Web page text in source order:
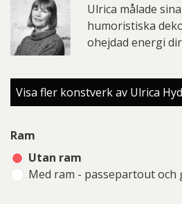
Ulrica målade
humoristiska
ohejdad energi
Visa fler konstverk av Ulrica
Ram
Utan ram
Med ram - passepartout och